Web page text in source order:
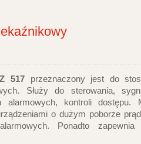
517przeznaczony jest do
Służy do sterowania,
kontroli dostępu.
o dużym poborze
Ponadto zapewnia